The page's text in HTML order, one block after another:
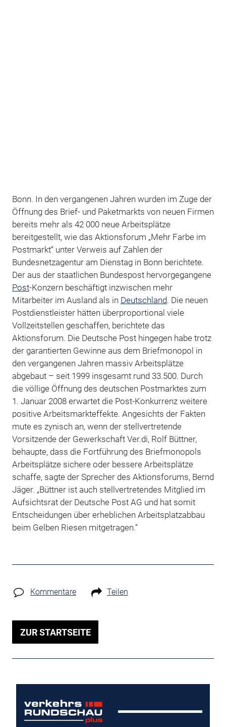
Bonn. In den vergangenen Jahren wurden im Zuge der
Öffnung des Brief- und Paketmarkts von neuen Firmen
bereits mehr als 42 000 neue Arbeitsplätze
bereitgestellt, wie das Aktionsforum „Mehr Farbe im
Postmarkt“ unter Verweis auf Zahlen der
Bundesnetzagentur am Dienstag in Bonn berichtete.
Der aus der staatlichen Bundespost hervorgegangene
Post-Konzern beschäftigt inzwischen mehr
Mitarbeiter im Ausland als in Deutschland. Die neuen
Postdienstleister hätten überproportional viele
Vollzeitstellen geschaffen, berichtete das
Aktionsforum. Die Deutsche Post hingegen habe trotz
der garantierten Gewinne aus dem Briefmonopol in
den vergangenen Jahren massiv Arbeitsplätze
abgebaut – seit 1999 insgesamt rund 33.500. Durch
die völlige Öffnung des deutschen Postmarktes zum
1. Januar 2008 erwartet die Post-Konkurrenz weitere
positive Arbeitsmarkteffekte. Angesichts der Fakten
mute es zynisch an, wenn der stellvertretende
Vorsitzende der Gewerkschaft Ver.di, Rolf Büttner,
behaupte, dass die Fortführung des Briefmonopols
Arbeitsplätze sichere oder bessere Arbeitsplätze
schaffe, sagte der Sprecher des Aktionsforums, Bernd
Jäger. „Büttner ist auch stellvertretendes Mitglied im
Aufsichtsrat der Deutsche Post AG und hat somit
Entscheidungen über erheblichen Arbeitsplatzabbau
beim Gelben Riesen mitgetragen.“
Kommentare Teilen
ZUR STARTSEITE